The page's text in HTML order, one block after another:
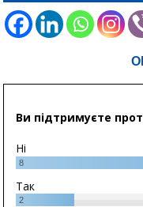
Ви підтримуєте
Ні
8
Так
2